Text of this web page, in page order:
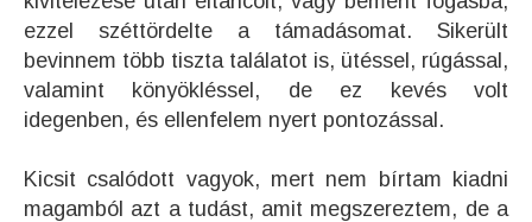
ezzel széttördelte a támadásomat. Sikerült
bevinnem több tiszta találatot is, ütéssel, rúgással,
valamint könyökléssel, de ez kevés volt
idegenben, és ellenfelem nyert pontozással.
Kicsit csalódott vagyok, mert nem bírtam kiadni
magamból azt a tudást, amit megszereztem, de a